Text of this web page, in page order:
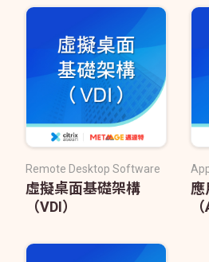
Remote Desktop Software
虛擬桌面基礎架構
（VDI）
應